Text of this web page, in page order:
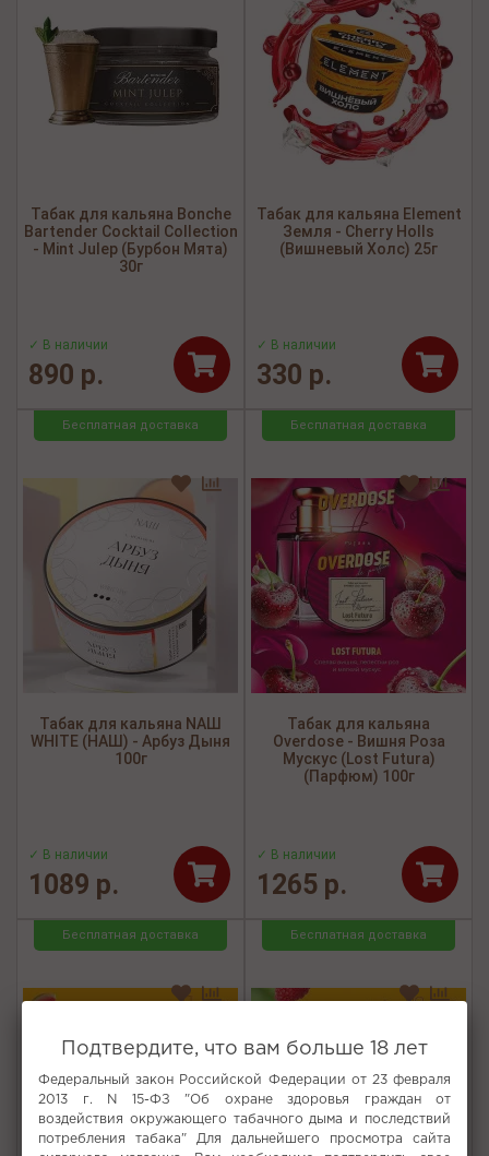
Табак для кальяна Bonche
Bartender Cocktail Collection
- Mint Julep (Бурбон Мята)
30г
✓ В наличии
890 р.
Табак для кальяна Element
Земля - Cherry Holls
(Вишневый Холс) 25г
✓ В наличии
330 р.
Бесплатная доставка
Табак для кальяна NАШ
WHITE (НАШ) - Арбуз Дыня
100г
✓ В наличии
1089 р.
Бесплатная доставка
Табак для кальяна
Overdose - Вишня Роза
Мускус (Lost Futura)
(Парфюм) 100г
✓ В наличии
1265 р.
Бесплатная доставка Бесплатная доставка
Подтвердите, что вам больше 18 лет
Федеральный закон Российской Федерации от 23 февраля
2013 г. N 15-ФЗ "Об охране здоровья граждан от
воздействия окружающего табачного дыма и последствий
потребления табака" Для дальнейшего просмотра сайта